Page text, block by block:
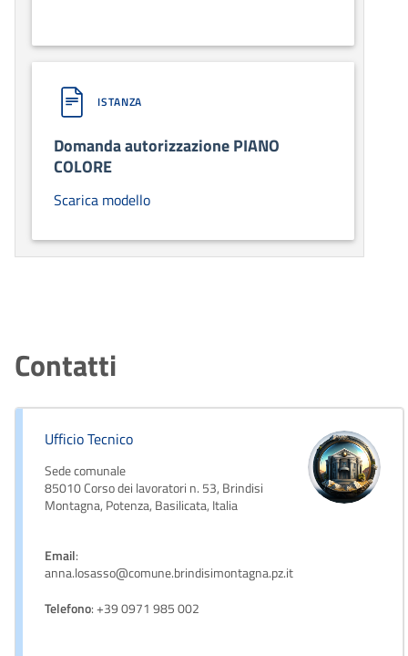
ISTANZA
Domanda autorizzazione PIANO
COLORE
Scarica modello
Contatti
Ufficio Tecnico
Sede comunale
85010 Corso dei lavoratori n. 53, Brindisi
Montagna, Potenza, Basilicata, Italia
Email:
anna.losasso@comune.brindisimontagna.pz.it
Telefono: +39 0971 985 002